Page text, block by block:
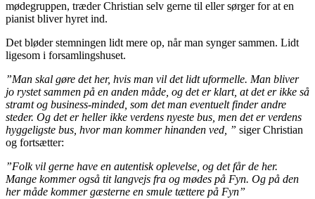
mødegruppen, træder Christian selv gerne til eller sørger for at en
pianist bliver hyret ind.
Det bløder stemningen lidt mere op, når man synger sammen. Lidt
ligesom i forsamlingshuset.
”Man skal gøre det her, hvis man vil det lidt uformelle. Man bliver
jo rystet sammen på en anden måde, og det er klart, at det er ikke så
stramt og business-minded, som det man eventuelt finder andre
steder. Og det er heller ikke verdens nyeste bus, men det er verdens
hyggeligste bus, hvor man kommer hinanden ved, ” siger Christian
og fortsætter:
”Folk vil gerne have en autentisk oplevelse, og det får de her.
Mange kommer også tit langvejs fra og mødes på Fyn. Og på den
her måde kommer gæsterne en smule tættere på Fyn”